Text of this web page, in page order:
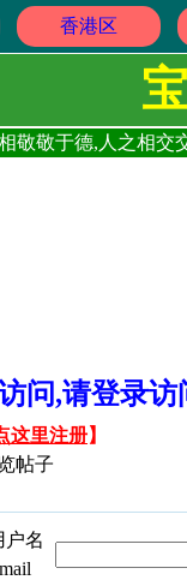
香港区
敬敬于德,人之相
问,请登录
这里注册】
帖子
户名